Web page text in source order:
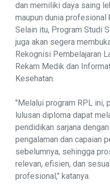
dan memiliki daya saing
maupun dunia profesional
Selain itu, Program Studi
juga akan segera
Rekognisi Pembelajaran
Rekam Medik dan
Kesehatan.
"Melalui program RPL ini,
lulusan diploma dapat
pendidikan sarjana
pengalaman dan capaian
sebelumnya, sehingga
relevan, efisien, dan
profesional," katanya.